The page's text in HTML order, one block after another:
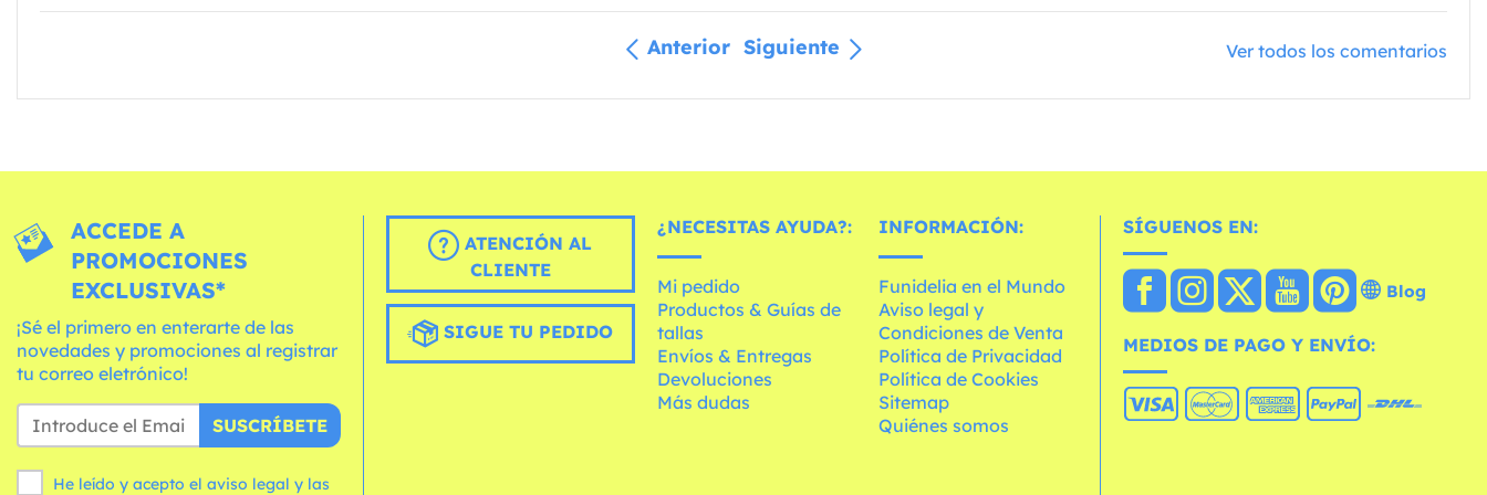
Anterior Siguiente Ver todos los comentarios
ACCEDE A
PROMOCIONES
EXCLUSIVAS*
¡Sé el primero en enterarte de las
novedades y promociones al registrar
tu correo eletrónico!
SUSCRÍBETE
He leído y acepto el aviso legal y las
ATENCIÓN AL
CLIENTE
SIGUE TU PEDIDO
¿NECESITAS AYUDA?:
Mi pedido
Productos & Guías de
tallas
Envíos & Entregas
Devoluciones
Más dudas
INFORMACIÓN:
Funidelia en el Mundo
Aviso legal y
Condiciones de Venta
Política de Privacidad
Política de Cookies
Sitemap
Quiénes somos
SÍGUENOS EN:
Blog
MEDIOS DE PAGO Y ENVÍO: